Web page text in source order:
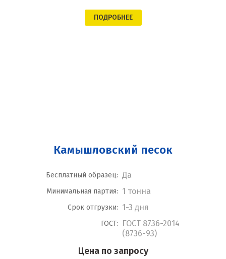
ПОДРОБНЕЕ
Камышловский песок
Бесплатный образец: Да
Минимальная партия: 1 тонна
Срок отгрузки: 1-3 дня
ГОСТ:
ГОСТ 8736-2014
(8736-93)
Цена по запросу